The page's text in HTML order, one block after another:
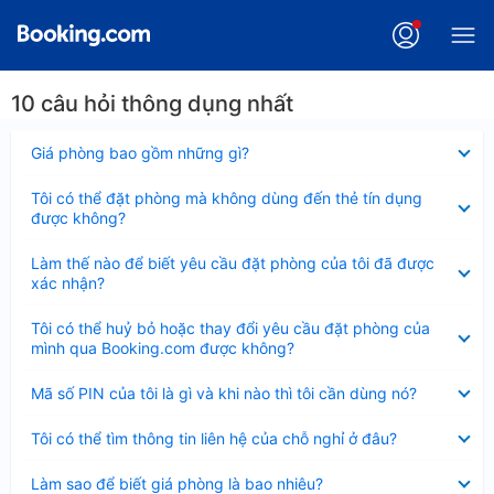
10 câu hỏi thông dụng nhất
Giá phòng bao gồm những gì?
thu
Tôi có thể đặt phòng mà không dùng đến thẻ tín dụng
được không?
thu
gọn
Làm thế nào để biết yêu cầu đặt phòng của tôi đã được
xác nhận?
thu
gọn
Tôi có thể huỷ bỏ hoặc thay đổi yêu cầu đặt phòng của
mình qua Booking.com được không?
thu
gọn
Mã số PIN của tôi là gì và khi nào thì tôi cần dùng nó?
thu
Tôi có thể tìm thông tin liên hệ của chỗ nghỉ ở đâu?
thu
Làm sao để biết giá phòng là bao nhiêu?
thu